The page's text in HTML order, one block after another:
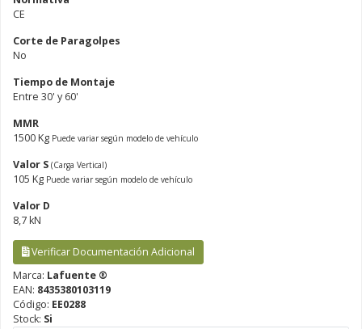
CE
Corte de Paragolpes
No
Tiempo de Montaje
Entre 30' y 60'
MMR
1500 Kg Puede variar según modelo de vehículo
Valor S (Carga Vertical)
105 Kg Puede variar según modelo de vehículo
Valor D
8,7 kN
Verificar Documentación Adicional
Marca: Lafuente ®
EAN: 8435380103119
Código: EE0288
Stock: Si